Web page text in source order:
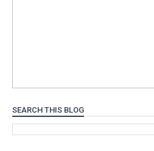
SEARCH THIS BLOG